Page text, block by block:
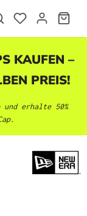
KAUFEN –
PREIS!
und erhalte 50%